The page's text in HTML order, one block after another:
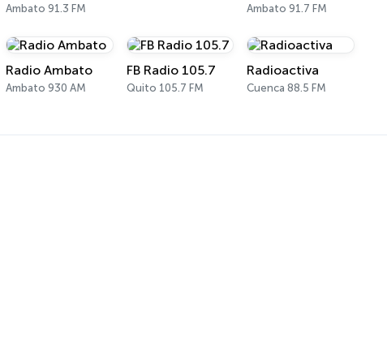
Ambato 91.3 FM Ambato 91.7 FM
Radio Ambato
Ambato 930 AM
FB Radio 105.7
Quito 105.7 FM
Radioactiva
Cuenca 88.5 FM